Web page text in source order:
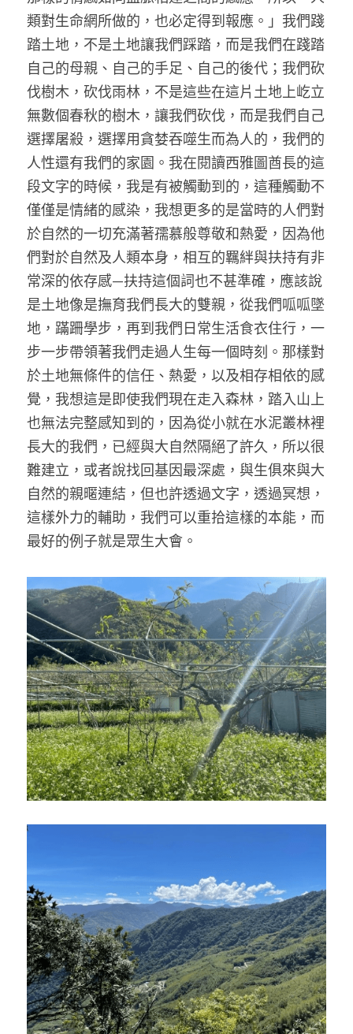
類對生命網所做的，也必定得到報應。」我們踐
踏土地，不是土地讓我們踩踏，而是我們在踐踏
自己的母親、自己的手足、自己的後代；我們砍
伐樹木，砍伐雨林，不是這些在這片土地上屹立
無數個春秋的樹木，讓我們砍伐，而是我們自己
選擇屠殺，選擇用貪婪吞噬生而為人的，我們的
人性還有我們的家園。我在閱讀西雅圖酋長的這
段文字的時候，我是有被觸動到的，這種觸動不
僅僅是情緒的感染，我想更多的是當時的人們對
於自然的一切充滿著孺慕般尊敬和熱愛，因為他
們對於自然及人類本身，相互的羈絆與扶持有非
常深的依存感—扶持這個詞也不甚準確，應該說
是土地像是撫育我們長大的雙親，從我們呱呱墜
地，蹣跚學步，再到我們日常生活食衣住行，一
步一步帶領著我們走過人生每一個時刻。那樣對
於土地無條件的信任、熱愛，以及相存相依的感
覺，我想這是即使我們現在走入森林，踏入山上
也無法完整感知到的，因為從小就在水泥叢林裡
長大的我們，已經與大自然隔絕了許久，所以很
難建立，或者說找回基因最深處，與生俱來與大
自然的親暱連結，但也許透過文字，透過冥想，
這樣外力的輔助，我們可以重拾這樣的本能，而
最好的例子就是眾生大會。